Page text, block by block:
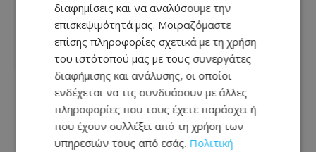
διαφημίσεις και να αναλύσουμε την
επισκεψιμότητά μας. Μοιραζόμαστε
επίσης πληροφορίες σχετικά με τη χρήση
του ιστότοπού μας με τους συνεργάτες
διαφήμισης και ανάλυσης, οι οποίοι
ενδέχεται να τις συνδυάσουν με άλλες
πληροφορίες που τους έχετε παράσχει ή
που έχουν συλλέξει από τη χρήση των
υπηρεσιών τους από εσάς. Πολιτική